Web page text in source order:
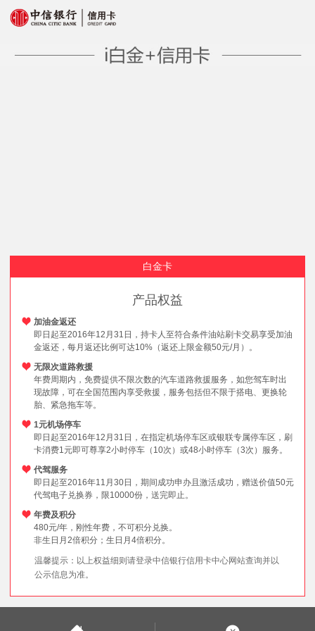
白金卡
产品权益
加油金返还
即日起至2016年12月31日，持卡人至符合条件油站刷卡交易享受加油
金返还，每月返还比例可达10%（返还上限金额50元/月）。
无限次道路救援
年费周期内，免费提供不限次数的汽车道路救援服务，如您驾车时出
现故障，可在全国范围内享受救援，服务包括但不限于搭电、更换轮
胎、紧急拖车等。
1元机场停车
即日起至2016年12月31日，在指定机场停车区或银联专属停车区，刷
卡消费1元即可尊享2小时停车（10次）或48小时停车（3次）服务。
代驾服务
即日起至2016年11月30日，期间成功申办且激活成功，赠送价值50元
代驾电子兑换券，限10000份，送完即止。
年费及积分
480元/年，刚性年费，不可积分兑换。
非生日月2倍积分；生日月4倍积分。
温馨提示：以上权益细则请登录中信银行信用卡中心网站查询并以
公示信息为准。